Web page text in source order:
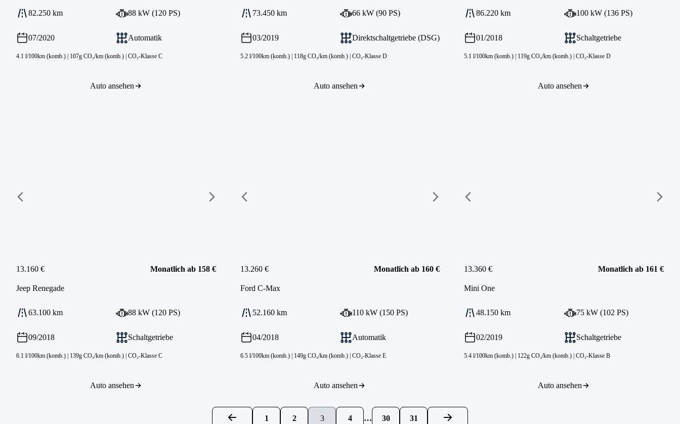
82.250 km 88 kW (120 PS)
07/2020 Automatik
4.1 l/100km (komb.) | 107g CO₂/km (komb.) | CO₂-Klasse C
Auto ansehen
73.450 km 66 kW (90 PS)
03/2019 Direktschaltgetriebe (DSG)
5.2 l/100km (komb.) | 118g CO₂/km (komb.) | CO₂-Klasse D
Auto ansehen
86.220 km 100 kW (136 PS)
01/2018 Schaltgetriebe
5.1 l/100km (komb.) | 119g CO₂/km (komb.) | CO₂-Klasse D
Auto ansehen
13.160 € Monatlich ab 158 €
Jeep Renegade
63.100 km 88 kW (120 PS)
09/2018 Schaltgetriebe
6.1 l/100km (komb.) | 139g CO₂/km (komb.) | CO₂-Klasse C
Auto ansehen
13.260 € Monatlich ab 160 €
Ford C-Max
52.160 km 110 kW (150 PS)
04/2018 Automatik
6.5 l/100km (komb.) | 149g CO₂/km (komb.) | CO₂-Klasse E
Auto ansehen
13.360 € Monatlich ab 161 €
Mini One
48.150 km 75 kW (102 PS)
02/2019 Schaltgetriebe
5.4 l/100km (komb.) | 122g CO₂/km (komb.) | CO₂-Klasse B
Auto ansehen
1 2 3 4 … 30 31